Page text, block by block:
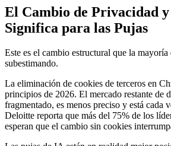
El Cambio de Privacidad y
Significa para las Pujas
Este es el cambio estructural que la mayoría
subestimando.
La eliminación de cookies de terceros en
principios de 2026. El mercado restante de
fragmentado, es menos preciso y está cada
Deloitte reporta que más del 75% de los
esperan que el cambio sin cookies